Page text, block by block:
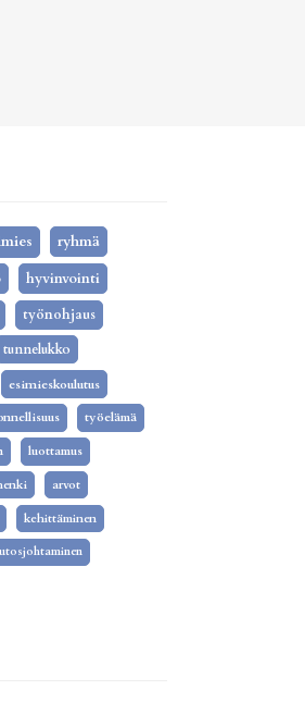
ryhmä
hyvinvointi
työnohjaus
tunnelukko
esimieskoulutus
työelämä
luottamus
arvot
kehittäminen